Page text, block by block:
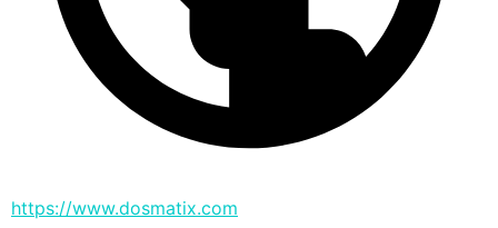
https://www.dosmatix.com